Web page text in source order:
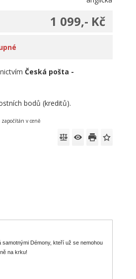
1 099,- Kč
Česká pošta -
bodů (kreditů).
v ceně
Démony, kteří už se nemohou
na krku!